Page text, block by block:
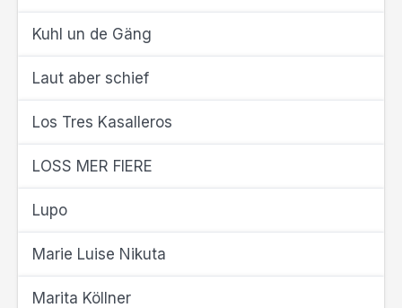
Kuhl un de Gäng
Laut aber schief
Los Tres Kasalleros
LOSS MER FIERE
Lupo
Marie Luise Nikuta
Marita Köllner